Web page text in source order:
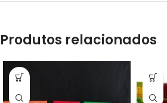
Produtos relacionados